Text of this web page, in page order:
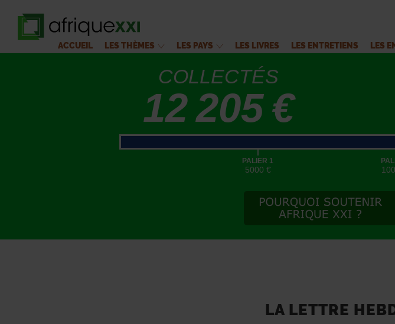
ACCUEIL LES THÈMES LES PAYS LES LIVRES LES ENTRETIENS LES
COLLECTÉS
12 205 €
|
PALIER 1
5000 €
LA LETTRE